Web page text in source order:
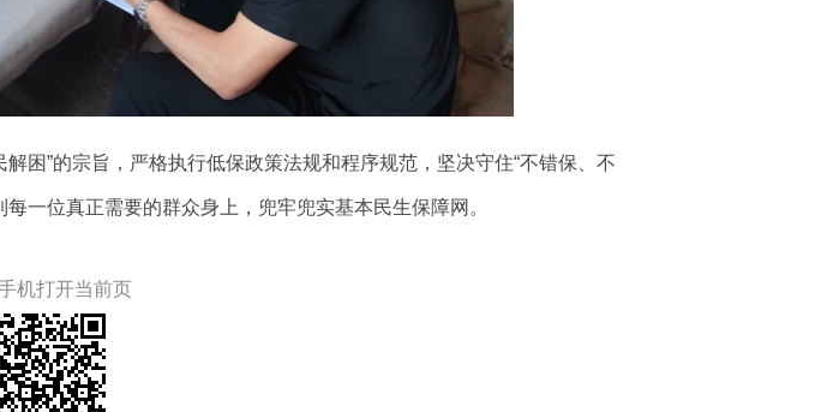
困”的宗旨，严格执行低保政策法规和程序规范，坚决守住“不错保、不
一位真正需要的群众身上，兜牢兜实基本民生保障网。
机打开当前页